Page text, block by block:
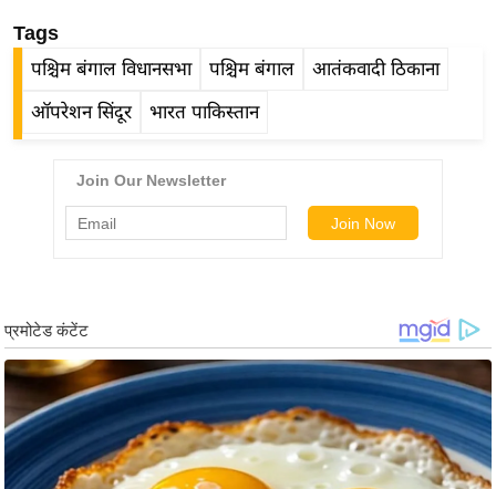
नो
रं
न
ड
हॉ
ली
वु
Tags
पश्चिम बंगाल विधानसभा पश्चिम बंगाल आतंकवादी ठिकाना
ऑपरेशन सिंदूर भारत पाकिस्तान